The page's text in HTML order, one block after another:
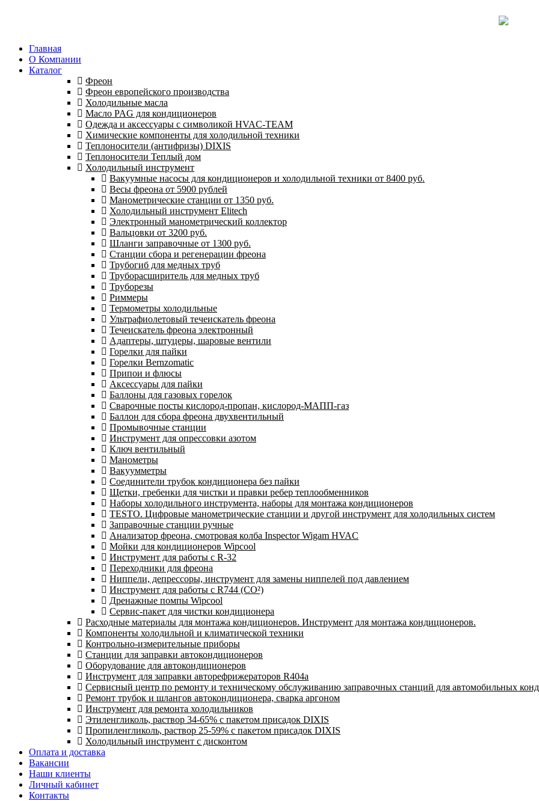
Главная
О Компании
Каталог
Фреон
Фреон европейского производства
Холодильные масла
Масло PAG для кондиционеров
Одежда и аксессуары с символикой HVAC-TEAM
Химические компоненты для холодильной техники
Теплоносители (антифризы) DIXIS
Теплоносители Теплый дом
Холодильный инструмент
Вакуумные насосы для кондиционеров и холодильной техники от 8400 руб.
Весы фреона от 5900 рублей
Манометрические станции от 1350 руб.
Холодильный инструмент Elitech
Электронный манометрический коллектор
Вальцовки от 3200 руб.
Шланги заправочные от 1300 руб.
Станции сбора и регенерации фреона
Трубогиб для медных труб
Труборасширитель для медных труб
Труборезы
Риммеры
Термометры холодильные
Ультрафиолетовый течеискатель фреона
Течеискатель фреона электронный
Адаптеры, штуцеры, шаровые вентили
Горелки для пайки
Горелки Bernzomatic
Припои и флюсы
Аксессуары для пайки
Баллоны для газовых горелок
Сварочные посты кислород-пропан, кислород-МАПП-газ
Баллон для сбора фреона двухвентильный
Промывочные станции
Инструмент для опрессовки азотом
Ключ вентильный
Манометры
Вакуумметры
Соединители трубок кондиционера без пайки
Щетки, гребенки для чистки и правки ребер теплообменников
Наборы холодильного инструмента, наборы для монтажа кондиционеров
TESTO. Цифровые манометрические станции и другой инструмент для холодильных систем
Заправочные станции ручные
Анализатор фреона, смотровая колба Inspector Wigam HVAC
Мойки для кондиционеров Wipcool
Инструмент для работы с R-32
Переходники для фреона
Ниппели, депрессоры, инструмент для замены ниппелей под давлением
Инструмент для работы с R744 (CO²)
Дренажные помпы Wipcool
Сервис-пакет для чистки кондиционера
Расходные материалы для монтажа кондиционеров. Инструмент для монтажа кондиционеров.
Компоненты холодильной и климатической техники
Контрольно-измерительные приборы
Станции для заправки автокондиционеров
Оборудование для автокондиционеров
Инструмент для заправки авторефрижераторов R404a
Сервисный центр по ремонту и техническому обслуживанию заправочных станций для автомобильных
Ремонт трубок и шлангов автокондиционера, сварка аргоном
Инструмент для ремонта холодильников
Этиленгликоль, раствор 34-65% с пакетом присадок DIXIS
Пропиленгликоль, раствор 25-59% с пакетом присадок DIXIS
Холодильный инструмент с дисконтом
Оплата и доставка
Вакансии
Наши клиенты
Личный кабинет
Контакты